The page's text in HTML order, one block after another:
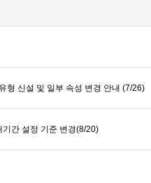
형 신설 및 일부 속성 변경 안내 (7/26)
간 설정 기준 변경(8/20)